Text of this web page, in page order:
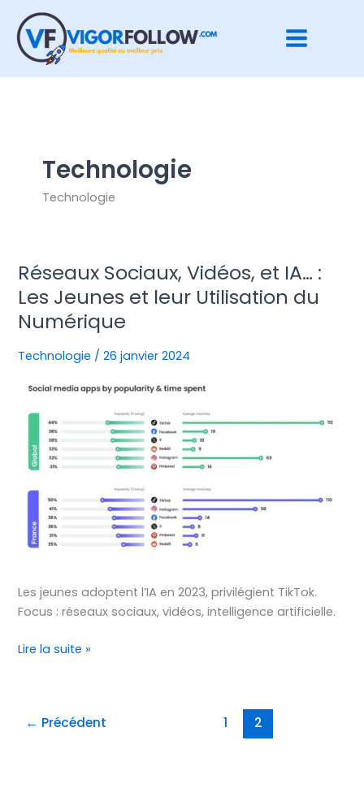
contenu
Technologie
Technologie
Réseaux Sociaux, Vidéos, et IA… :
Les Jeunes et leur Utilisation du
Numérique
Technologie /26 janvier 2024
Les jeunes adoptent l’IA en 2023, privilégient TikTok.
Focus : réseaux sociaux, vidéos, intelligence artificielle.
Réseaux
Sociaux,
Vidéos,
et
Les
leur
Utilisation
Numérique
Lire la suite »
← Précédent 1 2